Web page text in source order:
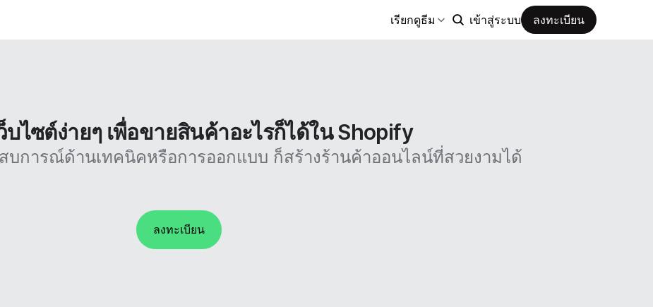
เรียกดูธีม เข้าสู่ระบบ ลงทะเบียน
บไซต์ง่ายๆ เพื่อขายสินค้าอะไรก็ได้ใน Shopify
บการณ์ด้านเทคนิคหรือการออกแบบ ก็สร้างร้านค้าออนไลน์ที่สวยงามได้
ลงทะเบียน